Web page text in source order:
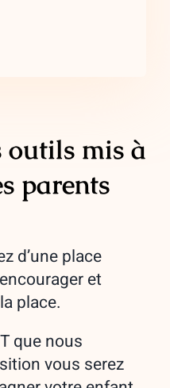
outils mis à
parents
d’une place
et
place.
que nous
vous serez